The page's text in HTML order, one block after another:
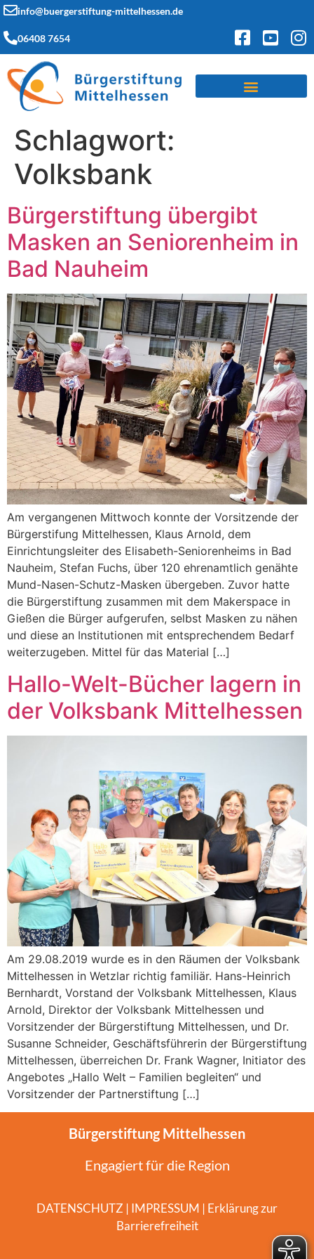
info@buergerstiftung-mittelhessen.de
06408 7654
Schlagwort:
Volksbank
Bürgerstiftung übergibt
Masken an Seniorenheim in
Bad Nauheim
Am vergangenen Mittwoch konnte der Vorsitzende der
Bürgerstifung Mittelhessen, Klaus Arnold, dem
Einrichtungsleiter des Elisabeth-Seniorenheims in Bad
Nauheim, Stefan Fuchs, über 120 ehrenamtlich genähte
Mund-Nasen-Schutz-Masken übergeben. Zuvor hatte
die Bürgerstiftung zusammen mit dem Makerspace in
Gießen die Bürger aufgerufen, selbst Masken zu nähen
und diese an Institutionen mit entsprechendem Bedarf
weiterzugeben. Mittel für das Material […]
Hallo-Welt-Bücher lagern in
der Volksbank Mittelhessen
Am 29.08.2019 wurde es in den Räumen der Volksbank
Mittelhessen in Wetzlar richtig familiär. Hans-Heinrich
Bernhardt, Vorstand der Volksbank Mittelhessen, Klaus
Arnold, Direktor der Volksbank Mittelhessen und
Vorsitzender der Bürgerstiftung Mittelhessen, und Dr.
Susanne Schneider, Geschäftsführerin der Bürgerstiftung
Mittelhessen, überreichen Dr. Frank Wagner, Initiator des
Angebotes „Hallo Welt – Familien begleiten“ und
Vorsitzender der Partnerstiftung […]
Bürgerstiftung Mittelhessen
Engagiert für die Region
DATENSCHUTZ | IMPRESSUM | Erklärung zur
Barrierefreiheit